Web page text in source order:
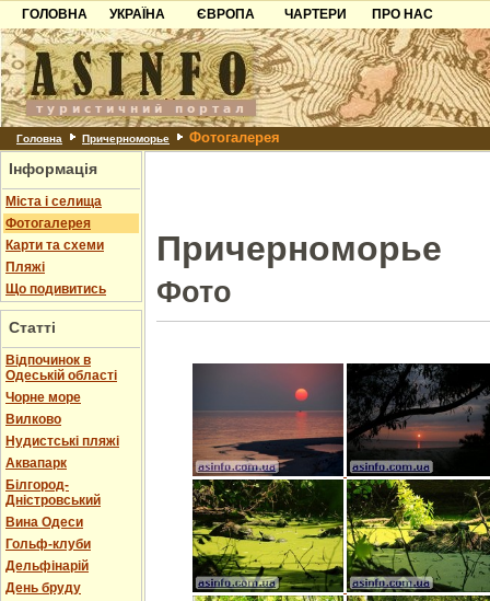
ГОЛОВНА
УКРАЇНА
Карпати
Азов
Причорноморря
Шацьк
ЄВРОПА
Чорногорія
Хорватія
Болгарія
Албанія
ЧАРТЕРИ
ПРО НАС
Контакти
Партнерам
Додати готель
Головна Причерноморье Фотогалерея
Інформація
Міста і селища
Фотогалерея
Карти та схеми
Пляжі
Що подивитись
Статті
Відпочинок в
Одеській області
Чорне море
Вилково
Нудистські пляжі
Аквапарк
Білгород-
Дністровський
Вина Одеси
Гольф-клуби
Дельфінарій
День бруду
Причерноморье
Фото